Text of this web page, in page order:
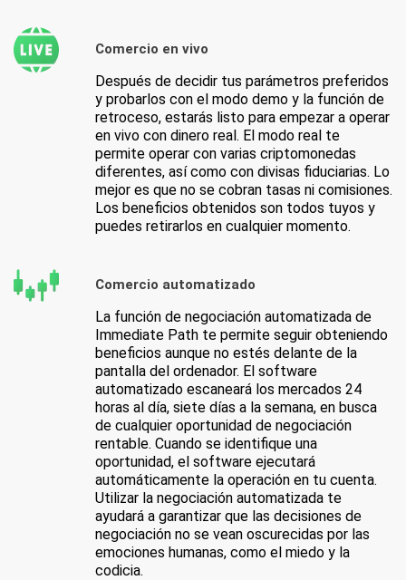
Comercio en vivo
Después de decidir tus parámetros preferidos
y probarlos con el modo demo y la función de
retroceso, estarás listo para empezar a operar
en vivo con dinero real. El modo real te
permite operar con varias criptomonedas
diferentes, así como con divisas fiduciarias. Lo
mejor es que no se cobran tasas ni comisiones.
Los beneficios obtenidos son todos tuyos y
puedes retirarlos en cualquier momento.
Comercio automatizado
La función de negociación automatizada de
Immediate Path te permite seguir obteniendo
beneficios aunque no estés delante de la
pantalla del ordenador. El software
automatizado escaneará los mercados 24
horas al día, siete días a la semana, en busca
de cualquier oportunidad de negociación
rentable. Cuando se identifique una
oportunidad, el software ejecutará
automáticamente la operación en tu cuenta.
Utilizar la negociación automatizada te
ayudará a garantizar que las decisiones de
negociación no se vean oscurecidas por las
emociones humanas, como el miedo y la
codicia.